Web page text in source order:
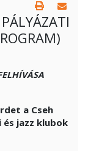
a Cseh
és jazz klubok